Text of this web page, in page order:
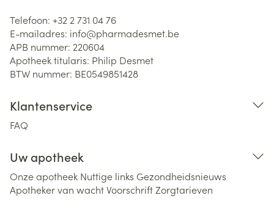
Telefoon: +32 2 731 04 76
E-mailadres: info@pharmadesmet.be
APB nummer: 220604
Apotheek titularis: Philip Desmet
BTW nummer: BE0549851428
Klantenservice
FAQ
Uw apotheek
Onze apotheek Nuttige links Gezondheidsnieuws
Apotheker van wachtVoorschriftZorgtarieven